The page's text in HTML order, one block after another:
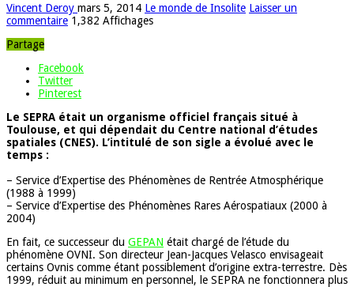
Vincent Deroy mars 5, 2014 Le monde de Insolite Laisser un
commentaire 1,382 Affichages
Partage
Facebook
Twitter
Pinterest
Le SEPRA était un organisme officiel français situé à
Toulouse, et qui dépendait du Centre national d’études
spatiales (CNES). L’intitulé de son sigle a évolué avec le
temps :
– Service d’Expertise des Phénomènes de Rentrée Atmosphérique
(1988 à 1999)
– Service d’Expertise des Phénomènes Rares Aérospatiaux (2000 à
2004)
En fait, ce successeur du GEPAN était chargé de l’étude du
phénomène OVNI. Son directeur Jean-Jacques Velasco envisageait
certains Ovnis comme étant possiblement d’origine extra-terrestre. Dès
1999, réduit au minimum en personnel, le SEPRA ne fonctionnera plus